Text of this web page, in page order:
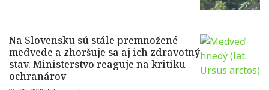
Na Slovensku sú stále premnožené
medvede a zhoršuje sa aj ich zdravotný
stav. Ministerstvo reaguje na kritiku
ochranárov